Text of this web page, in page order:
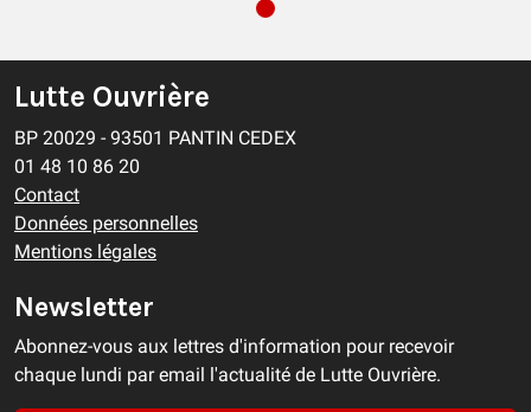
Lutte Ouvrière
BP 20029 - 93501 PANTIN CEDEX
01 48 10 86 20
Contact
Données personnelles
Mentions légales
Newsletter
Abonnez-vous aux lettres d'information pour recevoir
chaque lundi par email l'actualité de Lutte Ouvrière.